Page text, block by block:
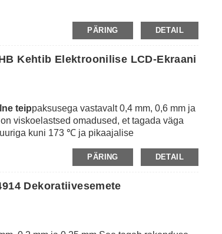
akende ja uste paigaldamine ning
PÄRING DETAIL
Kehtib Elektroonilise LCD-Ekraani
teippaksusega vastavalt 0,4 mm, 0,6 mm ja
viskoelastsed omadused, et tagada väga
kuni 173 ℃ ja pikaajalise
funktsioone igasuguste
paigaldamine jne.
PÄRING DETAIL
Dekoratiivesemete